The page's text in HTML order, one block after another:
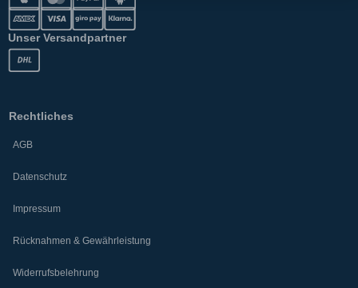
Unser Versandpartner
Rechtliches
AGB
Datenschutz
Impressum
Rücknahmen & Gewährleistung
Widerrufsbelehrung